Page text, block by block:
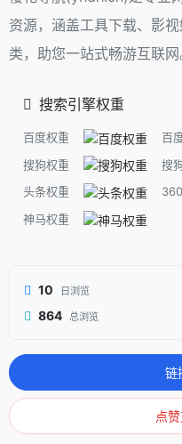
资源，涵盖工具下载、影
类，助您一站式畅游互联网
搜索引擎权重
百度权重
百
搜狗权重
搜
头条权重
神马权重
10 日浏览
864 总浏览
链
点